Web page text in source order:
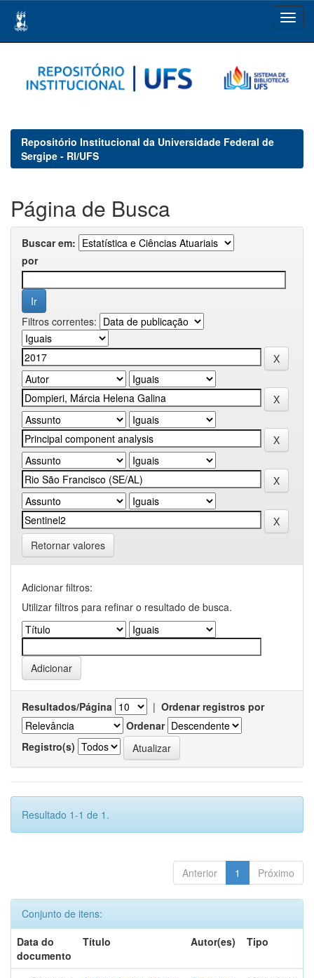
navigation
Repositório Institucional da Universidade Federal de
Sergipe - RI/UFS
Página de Busca
Buscar em:
por
Filtros correntes:
Retornar valores
Adicionar filtros:
Utilizar filtros para refinar o resultado de busca.
Resultados/Página | Ordenar registros por
Ordenar
Registro(s)
Resultado 1-1 de 1.
Anterior 1 Próximo
Conjunto de itens:
Data do
documento
Título Autor(es) Tipo